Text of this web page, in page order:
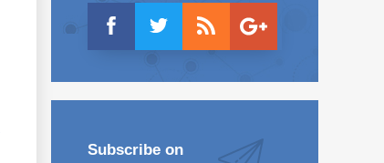
Subscribe on